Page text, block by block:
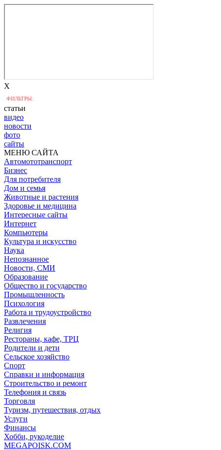
X
ФИЛЬТРЫ:
статьи
видео
новости
фото
сайты
МЕНЮ САЙТА
Автомототранспорт
Бизнес
Для потребителя
Дом и семья
Животные и растения
Здоровье и медицина
Интересные сайты
Интернет
Компьютеры
Культура и искусство
Наука
Непознанное
Новости, СМИ
Образование
Общество и государство
Промышленность
Психология
Работа и трудоустройство
Развлечения
Религия
Рестораны, кафе, ТРЦ
Родители и дети
Сельское хозяйство
Спорт
Справки и информация
Строительство и ремонт
Телефония и связь
Торговля
Туризм, путешествия, отдых
Услуги
Финансы
Хобби, рукоделие
MEGAPOISK.COM